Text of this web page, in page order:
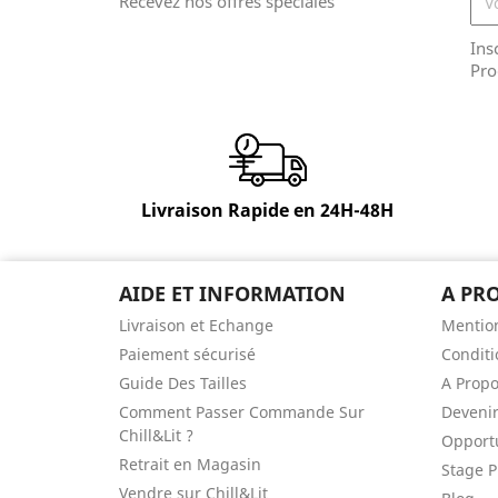
Livraison Rapide en 24H-48H
AIDE ET INFORMATION
Livraison et Echange
Paiement sécurisé
Guide Des Tailles
Comment Passer Commande Sur
Chill&Lit ?
Retrait en Magasin
Vendre sur Chill&Lit
A
A
Stage